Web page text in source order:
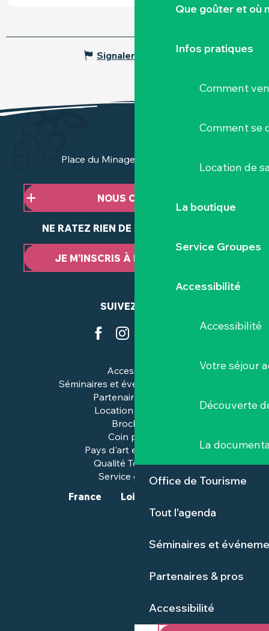
Que goûter et où
Infos pratiques
Comment
Comment se
Location de
La boutique
Service Groupes
Accessibilité
Accessibilité
Votre séjour
Découverte
La
Office de Tourisme
Tout l'agenda
Séminaires et
Partenaires & pros
Accessibilité
Signaler une erreur
Place du Minage - 44190 Clisson
NOUS CONTACTER
NE RATEZ RIEN DE NOTRE ACTUALITÉ
JE M’INSCRIS À LA NEWSLETTER
SUIVEZ-NOUS
Accessibilité
Séminaires et événements pros
Partenaires & pros
Location de salles
Brochures
Coin presse
Pays d'art et d'histoire
Qualité Tourisme™
Service groupes
France
Loire-Atlantique